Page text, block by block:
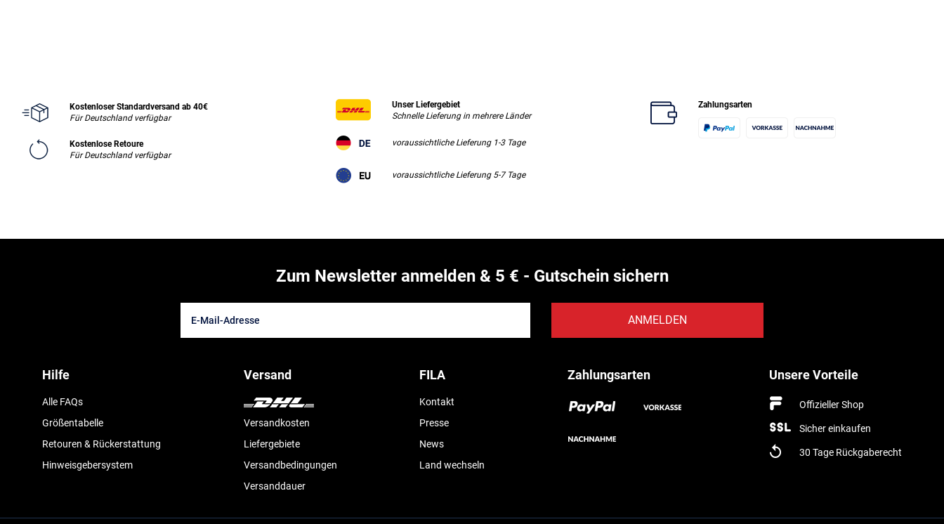
Kostenloser Standardversand ab 40€
Für Deutschland verfügbar
Kostenlose Retoure
Für Deutschland verfügbar
Unser Liefergebiet
Schnelle Lieferung in mehrere Länder
voraussichtliche Lieferung 1-3 Tage
voraussichtliche Lieferung 5-7 Tage
Zahlungsarten
Zum Newsletter anmelden & 5 € - Gutschein sichern
ANMELDEN
Hilfe
Alle FAQs
Größentabelle
Retouren & Rückerstattung
Hinweisgebersystem
Versand
Versandkosten
Liefergebiete
Versandbedingungen
Versanddauer
FILA
Kontakt
Presse
News
Land wechseln
Zahlungsarten Unsere Vorteile
Offizieller Shop
Sicher einkaufen
30 Tage Rückgaberecht